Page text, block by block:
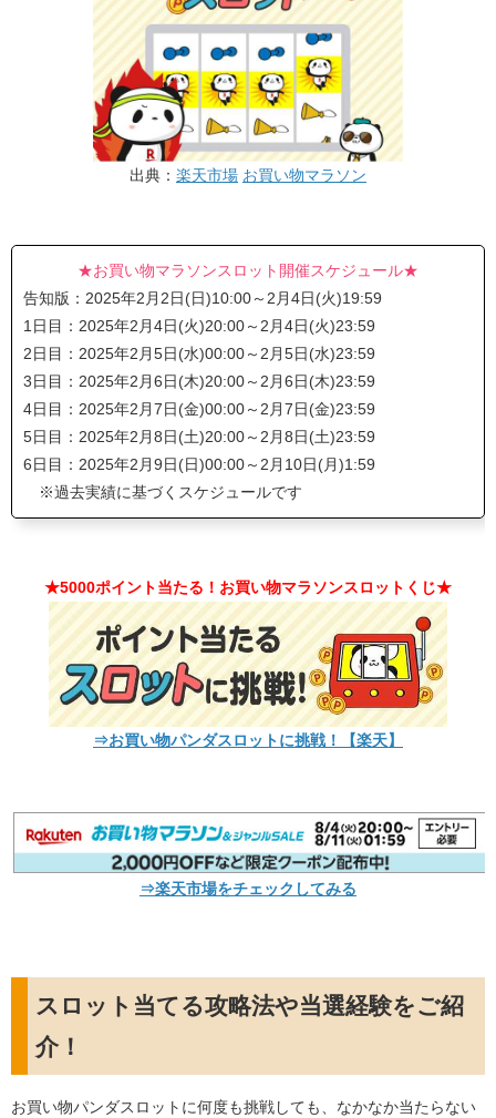
出典： 楽天市場 お買い物マラソン
★お買い物マラソンスロット開催スケジュール★
告知版：2025年2月2日(日)10:00～2月4日(火)19:59
1日目：2025年2月4日(火)20:00～2月4日(火)23:59
2日目：2025年2月5日(水)00:00～2月5日(水)23:59
3日目：2025年2月6日(木)20:00～2月6日(木)23:59
4日目：2025年2月7日(金)00:00～2月7日(金)23:59
5日目：2025年2月8日(土)20:00～2月8日(土)23:59
6日目：2025年2月9日(日)00:00～2月10日(月)1:59
※過去実績に基づくスケジュールです
★5000ポイント当たる！お買い物マラソンスロットくじ★
⇒お買い物パンダスロットに挑戦！【楽天】
⇒楽天市場をチェックしてみる
スロット当てる攻略法や当選経験をご紹
介！
お買い物パンダスロットに何度も挑戦しても、なかなか当たらない